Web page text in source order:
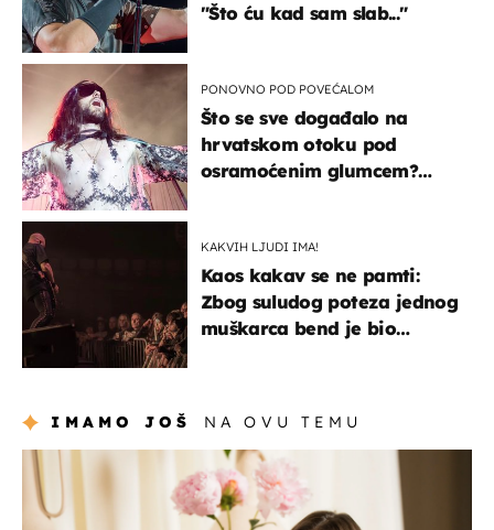
"Što ću kad sam slab..."
PONOVNO POD POVEĆALOM
Što se sve događalo na
hrvatskom otoku pod
osramoćenim glumcem?
KAKVIH LJUDI IMA!
Kaos kakav se ne pamti:
Zbog suludog poteza jednog
muškarca bend je bio
IMAMO JOŠ NA OVU TEMU
moda & ljepota